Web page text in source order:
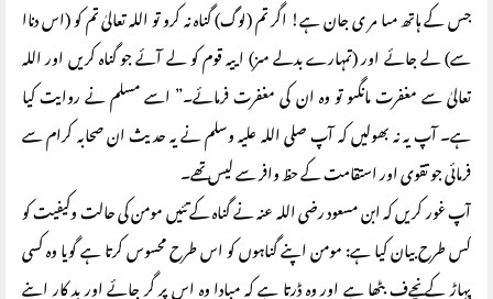
جس کے ہاتھ مںا مر ی جان ہے! اگر تم (لوگ) گناہ نہ کرو تو اللہ تعالیٰ تم کو (اس دناا
سے) لے جائے اور (تمہارے بدلے مںز) اییہ قوم کو لے آئے جو گناہ کریں اور اللہ
تعالیٰ سے مغفرت مانگںو تو وہ ان کی مغفرت فرمائے۔” اسے مسلم نے روایت کیا
ہے۔ آپ یہ نہ بھولیں کہ آپ صلی اللہ علیہ وسلم نے یہ حدیث ان صحابہ کرام سے
فرمائی جو تقوی اور استقامت کے حظ وافر سے لیس تھے۔
آپ غور کریں کہ ابن مسعود رضی اللہ عنہ نے گناہ کے تئیں مومن کی حالت وکیفیت کو
کس طرح بیان کیا ہے: مومن اپنے گناہوں کو اس طرح محسوس کرتا ہے گویا وہ کسی